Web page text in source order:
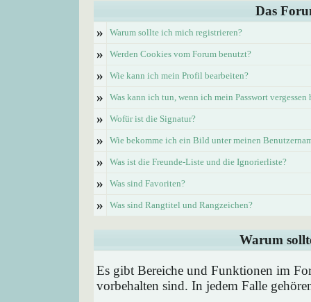
Das
»
Warum sollte ich mich registrieren?
» Werden Cookies vom Forum benutzt?
» Wie kann ich mein Profil bearbeiten?
» Was kann ich tun, wenn ich mein Passwort vergessen
» Wofür ist die Signatur?
» Wie bekomme ich ein Bild unter meinen
» Was ist die Freunde-Liste und die Ignorierliste?
» Was sind Favoriten?
» Was sind Rangtitel und Rangzeichen?
Warum
Es gibt Bereiche und Funktionen im
vorbehalten sind. In jedem Falle